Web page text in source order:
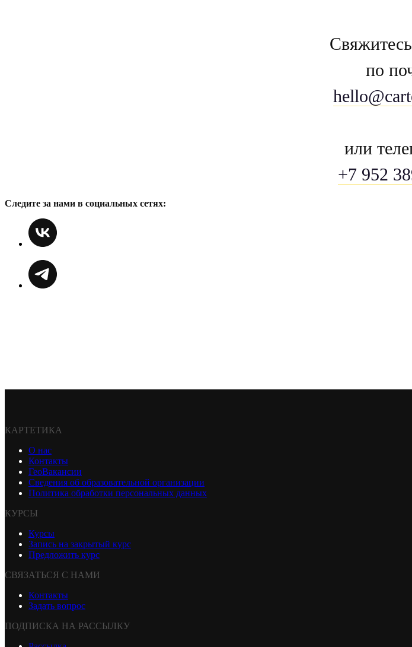
по
или
+7 952
Следите за нами в социальных сетях:
КАРТЕТИКА
О нас
Контакты
ГеоВакансии
Сведения об образовательной организации
Политика обработки персональных данных
КУРСЫ
Курсы
Запись на закрытый курс
Предложить курс
СВЯЗАТЬСЯ С НАМИ
Контакты
Задать вопрос
ПОДПИСКА НА РАССЫЛКУ